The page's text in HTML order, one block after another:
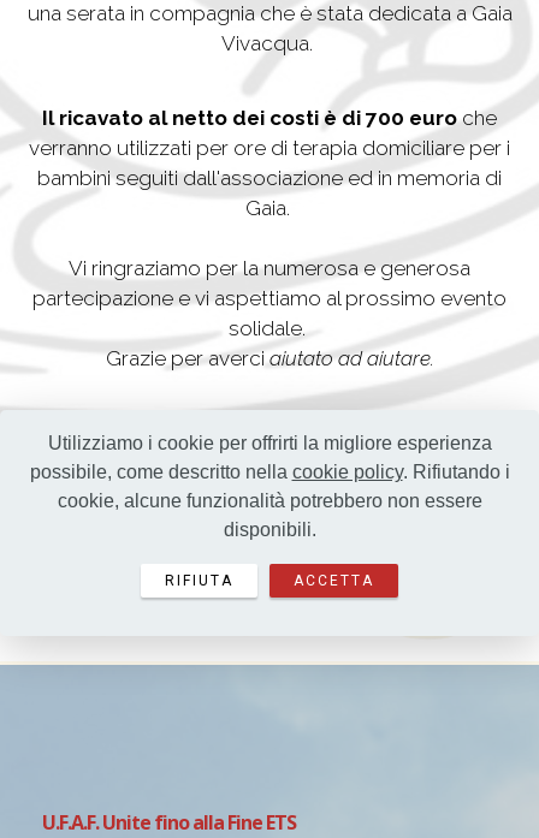
una serata in compagnia che è stata dedicata a Gaia
Vivacqua.
Il ricavato al netto dei costi è di 700 euroche
verranno utilizzati per ore di terapia domiciliare per i
bambini seguiti dall'associazione ed in memoria di
Gaia.
Vi ringraziamo per la numerosa e generosa
partecipazione e vi aspettiamo al prossimo evento
solidale.
Grazie per averci aiutato ad aiutare.
U.F.A.F. Unite fino alla Fine ETS
Utilizziamo i cookie per offrirti la migliore esperienza
possibile, come descritto nella cookie policy. Rifiutando i
cookie, alcune funzionalità potrebbero non essere
disponibili.
RIFIUTA ACCETTA